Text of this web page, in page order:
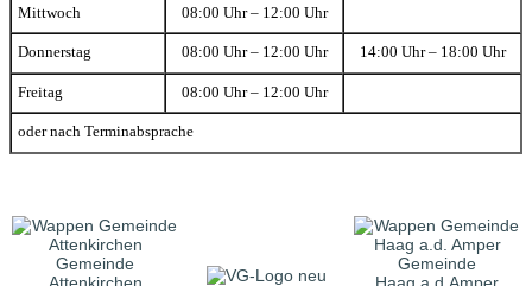
Mittwoch 08:00 Uhr – 12:00 Uhr
Donnerstag 08:00 Uhr – 12:00 Uhr 14:00 Uhr – 18:00 Uhr
Freitag 08:00 Uhr – 12:00 Uhr
oder nach Terminabsprache
Gemeinde
Attenkirchen
Gemeinde
Haag a.d.Amper